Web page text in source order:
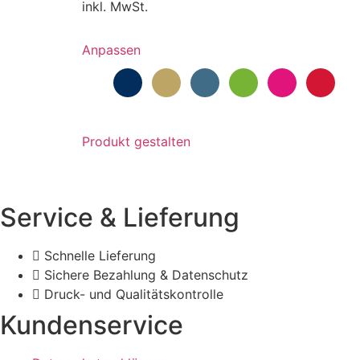
inkl. MwSt.
AnpassenProdukt
weist
mehrere
Die
auf
der
gewählt
werden
Produkt gestalten
Service & Lieferung
Schnelle Lieferung
Sichere Bezahlung & Datenschutz
Druck- und Qualitätskontrolle
Kundenservice